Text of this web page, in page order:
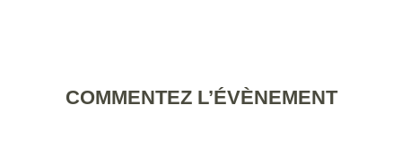
COMMENTEZ L’ÉVÈNEMENT